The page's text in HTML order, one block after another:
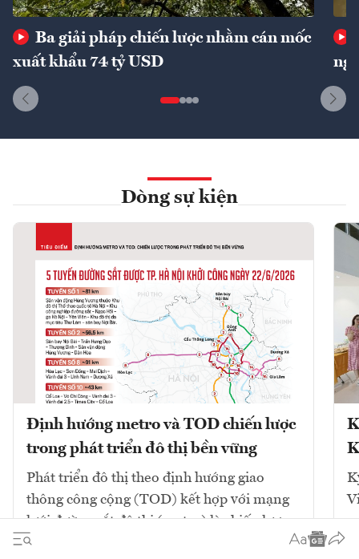
Ba giải pháp chiến lược nhằm cán mốc
xuất khẩu 74 tỷ USD
Dòng sự kiện
Định hướng metro và TOD chiến lược
trong phát triển đô thị bền vững
Phát triển đô thị theo định hướng giao
thông công cộng (TOD) kết hợp với mạng
lưới đường sắt đô thị (metro) là chiến lược
cốt lõi để giải quyết ùn tắc và tái cấu trúc